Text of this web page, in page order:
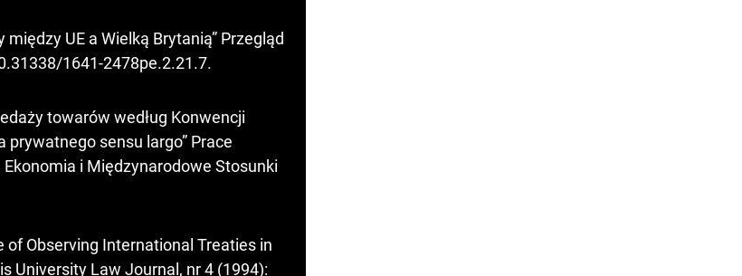
UE a Wielką Brytanią” Przegląd
1641-2478pe.2.21.7.
towarów według Konwencji
sensu largo” Prace
i Międzynarodowe Stosunki
of Observing International Treaties in
University Law Journal, nr 4 (1994):